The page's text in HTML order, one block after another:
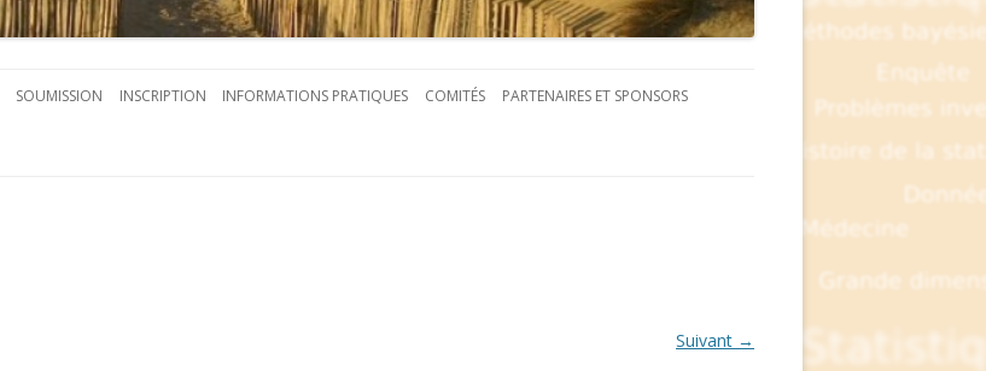
SOUMISSION INSCRIPTION INFORMATIONS PRATIQUES COMITÉS PARTENAIRES ET SPONSORS
Suivant →